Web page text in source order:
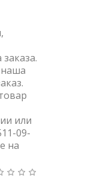
или
09-
на